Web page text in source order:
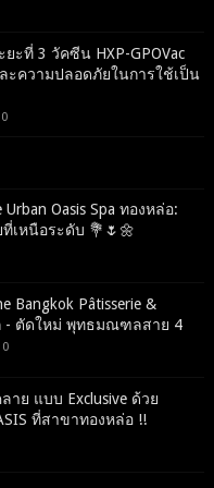
ะที่ 3 วัคซีน HXP-GPOVac
ะความปลอดภัยในการใช้เป็น
0
Oasis Spa ทองหล่อ:
เหนือระดับ 💐🌷🌼
Bangkok Pâtisserie &
- ตัดใหม่ พุทธมณฑลสาย 4
0
าย แบบ Exclusive ด้วย
ที่สาขาทองหล่อ !!